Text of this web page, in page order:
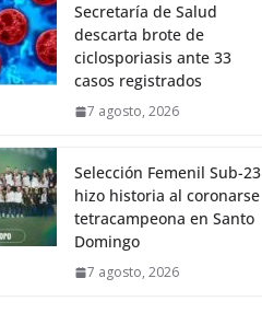
Secretaría de Salud
descarta brote de
ciclosporiasis ante 33
casos registrados
7 agosto, 2026
Selección Femenil Sub-23
hizo historia al coronarse
tetracampeona en Santo
Domingo
7 agosto, 2026